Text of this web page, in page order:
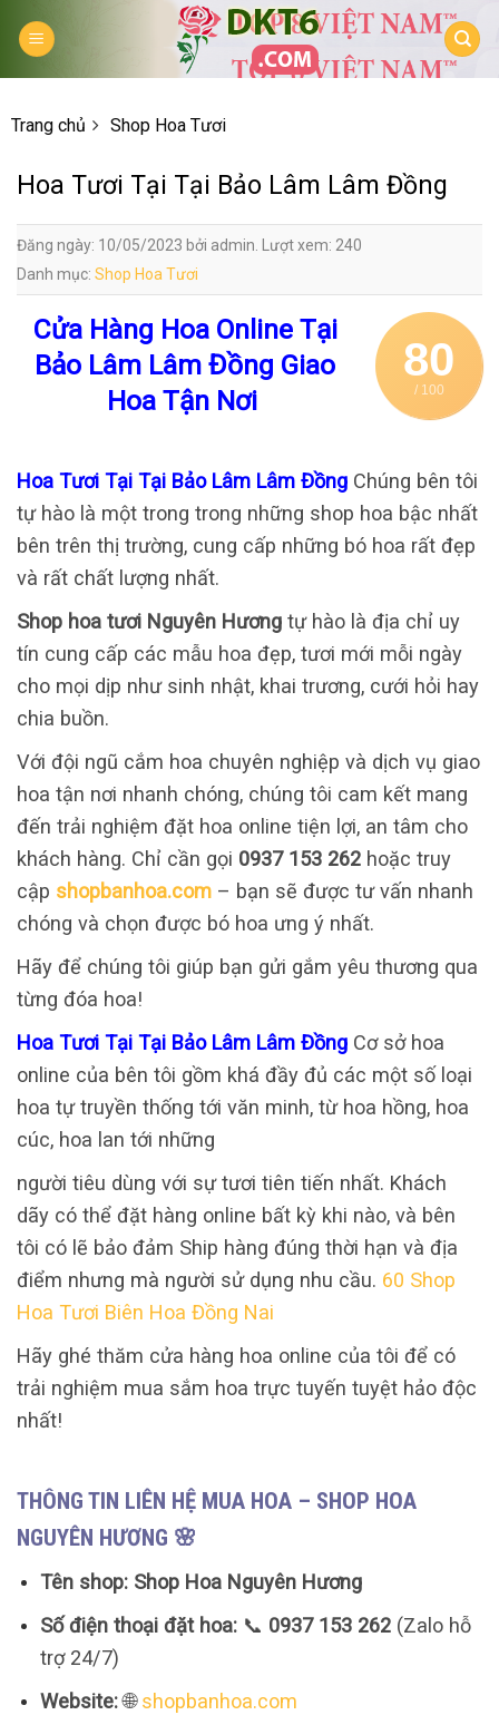
Trang chủ Shop Hoa Tươi
Hoa Tươi Tại Tại Bảo Lâm Lâm Đồng
Đăng ngày: 10/05/2023 bởi admin. Lượt xem: 240
Danh mục: Shop Hoa Tươi
80
/ 100
Cửa Hàng Hoa Online Tại
Bảo Lâm Lâm Đồng Giao
Hoa Tận Nơi
Hoa Tươi Tại Tại Bảo Lâm Lâm Đồng Chúng bên tôi
tự hào là một trong trong những shop hoa bậc nhất
bên trên thị trường, cung cấp những bó hoa rất đẹp
và rất chất lượng nhất.
Shop hoa tươi Nguyên Hương tự hào là địa chỉ uy
tín cung cấp các mẫu hoa đẹp, tươi mới mỗi ngày
cho mọi dịp như sinh nhật, khai trương, cưới hỏi hay
chia buồn.
Với đội ngũ cắm hoa chuyên nghiệp và dịch vụ giao
hoa tận nơi nhanh chóng, chúng tôi cam kết mang
đến trải nghiệm đặt hoa online tiện lợi, an tâm cho
khách hàng. Chỉ cần gọi 0937 153 262 hoặc truy
cập shopbanhoa.com – bạn sẽ được tư vấn nhanh
chóng và chọn được bó hoa ưng ý nhất.
Hãy để chúng tôi giúp bạn gửi gắm yêu thương qua
từng đóa hoa!
Hoa Tươi Tại Tại Bảo Lâm Lâm Đồng Cơ sở hoa
online của bên tôi gồm khá đầy đủ các một số loại
hoa tự truyền thống tới văn minh, từ hoa hồng, hoa
cúc, hoa lan tới những
người tiêu dùng với sự tươi tiên tiến nhất. Khách
dãy có thể đặt hàng online bất kỳ khi nào, và bên
tôi có lẽ bảo đảm Ship hàng đúng thời hạn và địa
điểm nhưng mà người sử dụng nhu cầu. 60 Shop
Hoa Tươi Biên Hoa Đồng Nai
Hãy ghé thăm cửa hàng hoa online của tôi để có
trải nghiệm mua sắm hoa trực tuyến tuyệt hảo độc
nhất!
THÔNG TIN LIÊN HỆ MUA HOA – SHOP HOA
NGUYÊN HƯƠNG 🌸
Tên shop: Shop Hoa Nguyên Hương
Số điện thoại đặt hoa:📞 0937 153 262(Zalo hỗ
trợ 24/7)
Website:🌐shopbanhoa.com